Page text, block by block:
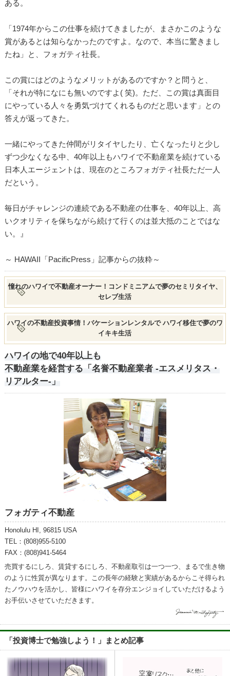
ある。
「1974年からこの仕事を続けてきましたが、まさかこのような
賞があるとは知らなかったのですよ。なので、本当に驚きまし
たね」と、フォガティ社長。
この賞にはどのようなメリットがあるのですか？と問うと、
「それが特になにも無いのですよ( 笑)。ただ、この賞は真面目
にやっている人々を勇気づけてくれるものだと思います」との
答えが返ってきた。
一緒にやってきた仲間がリタイヤしたり、亡くなったりと少し
ずつ少なくなる中、40年以上もハワイで不動産業を続けている
日本人エージェントは、現在のところフォガティ社長ただ一人
だという。
毎日がチャレンジの連続である不動産の仕事を、40年以上、高
いクオリティを保ちながら続けて行くのは並大抵のことではな
い。』
～ HAWAII「PacificPress」記事からの抜粋～
憧れのハワイで不動産オーナー！コンドミニアムで夢のセミリタイヤ、
セレブ生活
ハワイの不動産投資事情！バケーションレンタルで ハワイ移住で夢のワ
イキキ生活
ハワイの地で40年以上も
不動産業を経営する「名誉不動産業者 -エスメリタス・
リアルター-」
フォガティ不動産
Honolulu HI, 96815 USA
TEL：(808)955-5100
FAX：(808)941-5464
売買するにしろ、賃貸するにしろ、不動産取引は一つ一つ、まるで生き物
のように性質が異なります。この長年の経験と実績があるからこそ得られ
たノウハウを活かし、皆様にハワイを存分エンジョイしていただけるよう
お手伝いさせていただきます。
「投資博士で勉強しよう！」まとめ記事